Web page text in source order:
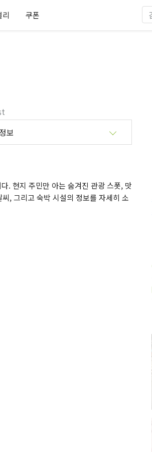
리 쿠폰
보
. 현지 주민만 아는 숨겨진 관광 스폿, 맛
, 그리고 숙박 시설의 정보를 자세히 소